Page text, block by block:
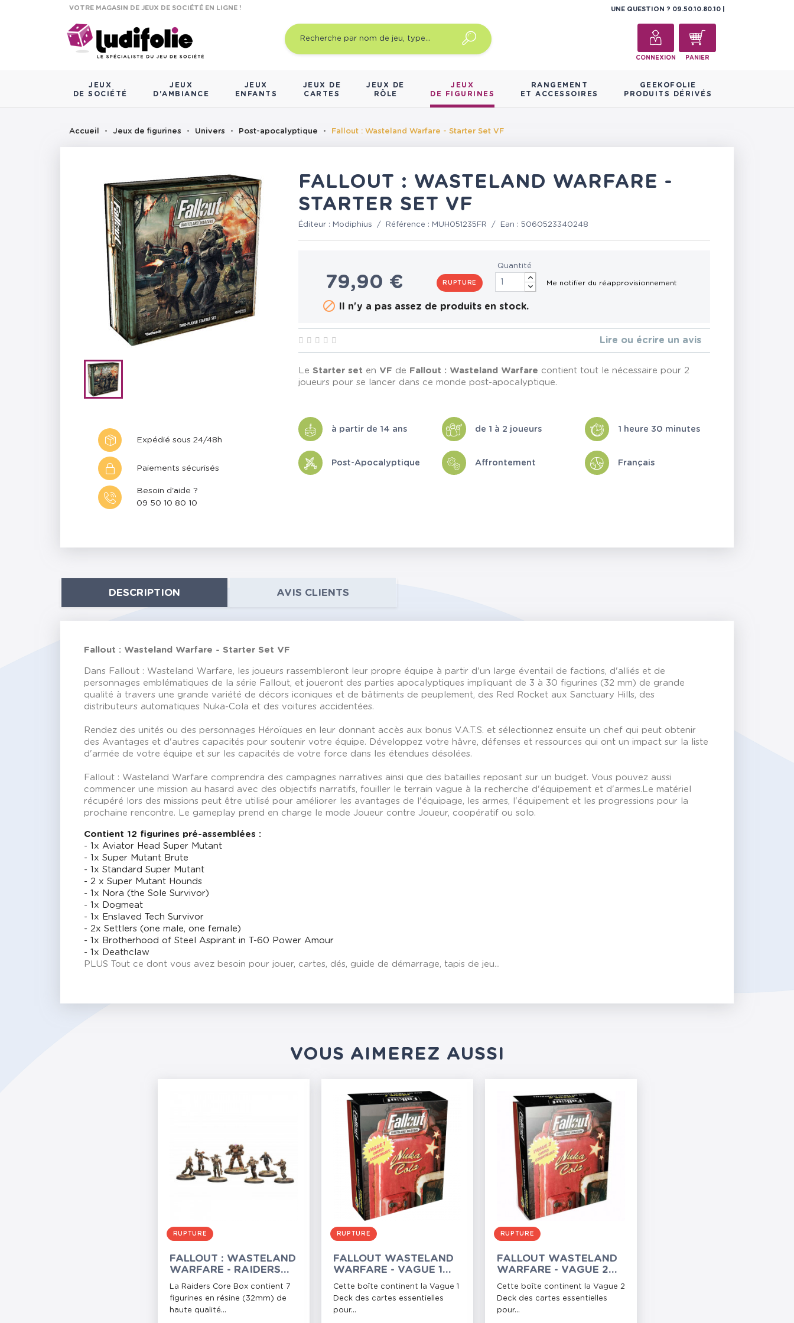
VOTRE MAGASIN DE JEUX DE SOCIÉTÉ EN LIGNE ! UNE QUESTION ? 09.50.10.80.10
CONNEXION PANIER
JEUX
DE SOCIÉTÉ
JEUX
D'AMBIANCE
JEUX
ENFANTS
JEUX DE
CARTES
JEUX DE
RÔLE
JEUX
DE FIGURINES
RANGEMENT
ET ACCESSOIRES
GEEKOFOLIE
PRODUITS DÉRIVÉS
Accueil Jeux de figurines Univers Post-apocalyptique Fallout : Wasteland Warfare - Starter Set VF
Expédié sous 24/48h
Paiements sécurisés
Besoin d'aide ?
09 50 10 80 10
FALLOUT : WASTELAND WARFARE -
STARTER SET VF
Éditeur : Modiphius / Référence : MUH051235FR / Ean :5060523340248
79,90 € RUPTURE
Quantité
 Il n'y a pas assez de produits en stock.
Lire ou écrire un avis
Le Starter set en VF de Fallout : Wasteland Warfare contient tout le nécessaire pour 2
joueurs pour se lancer dans ce monde post-apocalyptique.
à partir de 14 ans de 1 à 2 joueurs 1 heure 30 minutes
Post-Apocalyptique Affrontement Français
DESCRIPTION AVIS CLIENTS
Fallout : Wasteland Warfare - Starter Set VF
Dans Fallout : Wasteland Warfare, les joueurs rassembleront leur propre équipe à partir d'un large éventail de factions, d'alliés et de
personnages emblématiques de la série Fallout, et joueront des parties apocalyptiques impliquant de 3 à 30 figurines (32 mm) de grande
qualité à travers une grande variété de décors iconiques et de bâtiments de peuplement, des Red Rocket aux Sanctuary Hills, des
distributeurs automatiques Nuka-Cola et des voitures accidentées.
Rendez des unités ou des personnages Héroïques en leur donnant accès aux bonus V.A.T.S. et sélectionnez ensuite un chef qui peut obtenir
des Avantages et d'autres capacités pour soutenir votre équipe. Développez votre hâvre, défenses et ressources qui ont un impact sur la liste
d'armée de votre équipe et sur les capacités de votre force dans les étendues désolées.
Fallout : Wasteland Warfare comprendra des campagnes narratives ainsi que des batailles reposant sur un budget. Vous pouvez aussi
commencer une mission au hasard avec des objectifs narratifs, fouiller le terrain vague à la recherche d'équipement et d'armes.Le matériel
récupéré lors des missions peut être utilisé pour améliorer les avantages de l'équipage, les armes, l'équipement et les progressions pour la
prochaine rencontre. Le gameplay prend en charge le mode Joueur contre Joueur, coopératif ou solo.
Contient 12 figurines pré-assemblées :
- 1x Aviator Head Super Mutant
- 1x Super Mutant Brute
- 1x Standard Super Mutant
- 2 x Super Mutant Hounds
- 1x Nora (the Sole Survivor)
- 1x Dogmeat
- 1x Enslaved Tech Survivor
- 2x Settlers (one male, one female)
- 1x Brotherhood of Steel Aspirant in T-60 Power Amour
- 1x Deathclaw
PLUS Tout ce dont vous avez besoin pour jouer, cartes, dés, guide de démarrage, tapis de jeu...
VOUS AIMEREZ AUSSI
RUPTURE
FALLOUT : WASTELAND
WARFARE - RAIDERS
CORE BOX
La Raiders Core Box contient 7
figurines en résine (32mm) de
haute qualité...
RUPTURE
FALLOUT WASTELAND
WARFARE - VAGUE 1
DECK DES CARTES
ESSENTIELLES
Cette boîte continent la Vague 1
Deck des cartes essentielles
pour...
RUPTURE
FALLOUT WASTELAND
WARFARE - VAGUE 2
DECK DES CARTES
ESSENTIELLES
Cette boîte continent la Vague 2
Deck des cartes essentielles
pour...